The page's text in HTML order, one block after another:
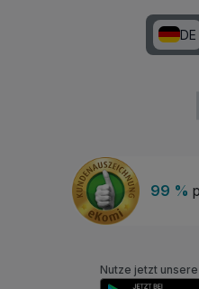
99 %
DE
Nutze jetzt